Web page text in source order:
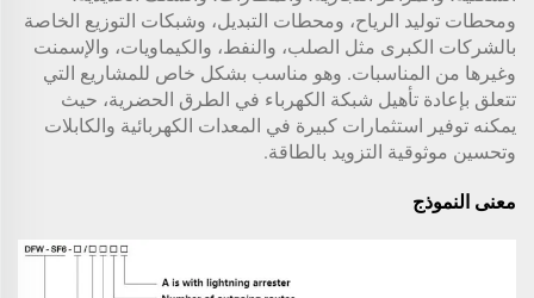
ومحطات توليد الرياح، ومحطات التبديل، وشبكات التوزيع الخاصة
بالشركات الكبرى مثل الصلب، والنفط، والكيماويات، والإسمنت
وغيرها من المناسبات. وهو مناسب بشكل خاص للمشاريع التي
تتعلق بإعادة تأهيل شبكة الكهرباء في الطرق الحضرية، حيث
يمكنه توفير استثمارات كبيرة في المعدات الكهربائية والكابلات
وتحسين موثوقية التزويد بالطاقة.
معنى النموذج